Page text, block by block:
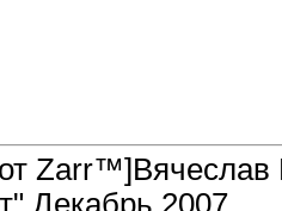
от
Декабрь 2007